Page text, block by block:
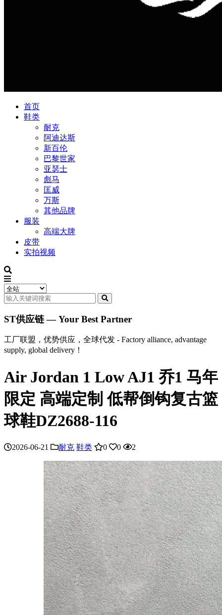
首页
鞋类
耐克
阿迪达斯
新百伦
巴黎世家
亚瑟士
彪马
匡威
万斯
其他品牌
服装
高端大牌
皮带
实拍视频
ST供应链 — Your Best Partner
工厂联盟，优势供应，全球代发 - Factory alliance, advantage
supply, global delivery！
Air Jordan 1 Low AJ1 乔1 马年
限定 高端定制 低帮倒钩复古篮
球鞋DZ2688-116
2026-06-21 耐克 鞋类 0 0 2